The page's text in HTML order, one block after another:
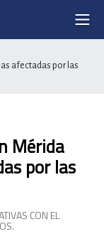
afectadas por las
Mérida
por las
CON EL